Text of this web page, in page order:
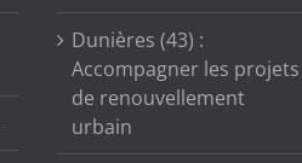
Dunières (43) :
Accompagner les projets
de renouvellement
urbain